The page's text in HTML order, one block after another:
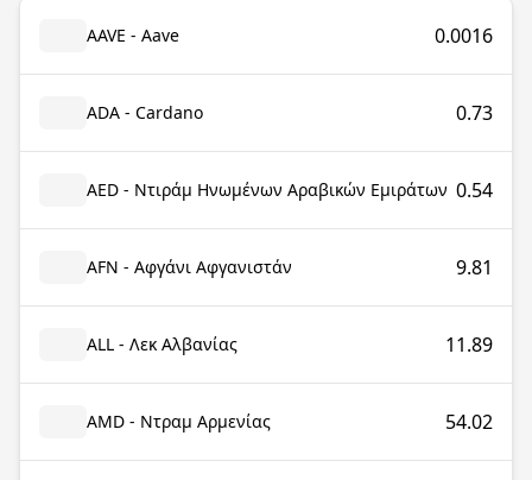
AAVE - Aave 0.0016
ADA - Cardano 0.73
AED - Ντιράμ Ηνωμένων Αραβικών Εμιράτων 0.54
AFN - Αφγάνι Αφγανιστάν 9.81
ALL - Λεκ Αλβανίας 11.89
AMD - Ντραμ Αρμενίας 54.02